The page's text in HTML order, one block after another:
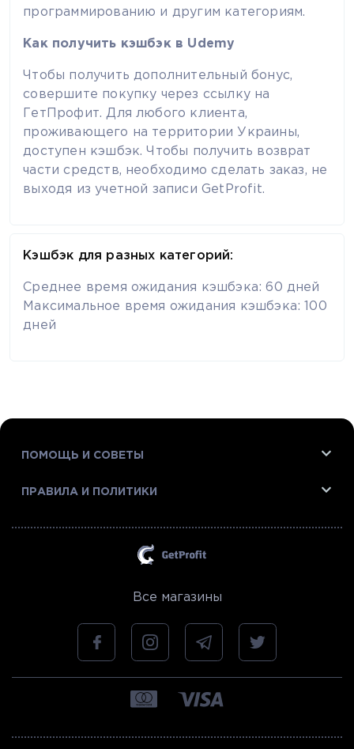
программированию и другим категориям.
Как получить кэшбэк в Udemy
Чтобы получить дополнительный бонус,
совершите покупку через ссылку на
ГетПрофит. Для любого клиента,
проживающего на территории Украины,
доступен кэшбэк. Чтобы получить возврат
части средств, необходимо сделать заказ, не
выходя из учетной записи GetProfit.
Кэшбэк для разных категорий:
Среднее время ожидания кэшбэка: 60 дней
Максимальное время ожидания кэшбэка: 100
дней
ПОМОЩЬ И СОВЕТЫ
ПРАВИЛА И ПОЛИТИКИ
Все магазины